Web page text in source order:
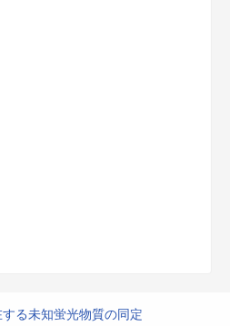
る未知蛍光物質の同定